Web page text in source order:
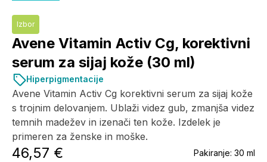
Izbor
Avene Vitamin Activ Cg, korektivni
serum za sijaj kože (30 ml)
Avene Vitamin Activ Cg korektivni serum za sijaj kože
s trojnim delovanjem. Ublaži videz gub, zmanjša videz
temnih madežev in izenači ten kože. Izdelek je
primeren za ženske in moške.
46,57 € Pakiranje: 30 ml
Hiperpigmentacije